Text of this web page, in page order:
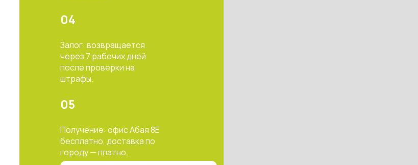
04
Залог: возвращается
через 7 рабочих дней
после проверки на
штрафы.
05
Получение: офис Абая 8Е
бесплатно, доставка по
городу — платно.